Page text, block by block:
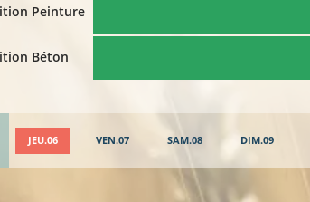
Peinture
Béton
JEU.06 VEN.07 SAM.08 DIM.09